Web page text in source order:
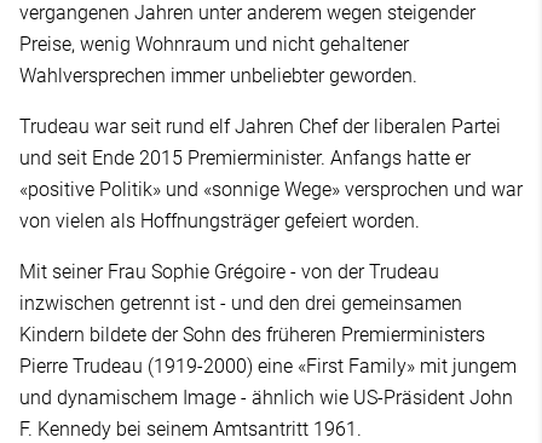
vergangenen Jahren unter anderem wegen steigender
Preise, wenig Wohnraum und nicht gehaltener
Wahlversprechen immer unbeliebter geworden.
Trudeau war seit rund elf Jahren Chef der liberalen Partei
und seit Ende 2015 Premierminister. Anfangs hatte er
«positive Politik» und «sonnige Wege» versprochen und war
von vielen als Hoffnungsträger gefeiert worden.
Mit seiner Frau Sophie Grégoire - von der Trudeau
inzwischen getrennt ist - und den drei gemeinsamen
Kindern bildete der Sohn des früheren Premierministers
Pierre Trudeau (1919-2000) eine «First Family» mit jungem
und dynamischem Image - ähnlich wie US-Präsident John
F. Kennedy bei seinem Amtsantritt 1961.